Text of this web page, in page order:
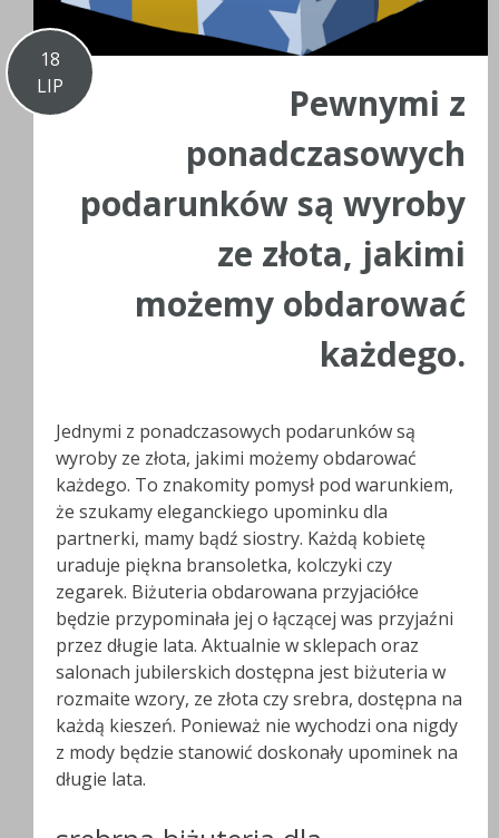
18
LIP
Pewnymi z
ponadczasowych
podarunków są wyroby
ze złota, jakimi
możemy obdarować
każdego.
Jednymi z ponadczasowych podarunków są
wyroby ze złota, jakimi możemy obdarować
każdego. To znakomity pomysł pod warunkiem,
że szukamy eleganckiego upominku dla
partnerki, mamy bądź siostry. Każdą kobietę
uraduje piękna bransoletka, kolczyki czy
zegarek. Biżuteria obdarowana przyjaciółce
będzie przypominała jej o łączącej was przyjaźni
przez długie lata. Aktualnie w sklepach oraz
salonach jubilerskich dostępna jest biżuteria w
rozmaite wzory, ze złota czy srebra, dostępna na
każdą kieszeń. Ponieważ nie wychodzi ona nigdy
z mody będzie stanowić doskonały upominek na
długie lata.